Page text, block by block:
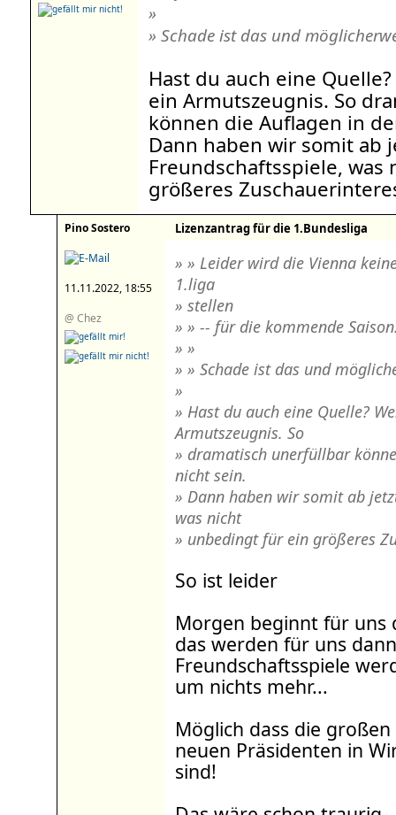
»
» Schade ist das und
Hast du auch eine
ein Armutszeugnis. So
können die Auflagen in
Dann haben wir somit ab
Freundschaftsspiele,
größeres
Pino Sostero
11.11.2022, 18:55
@ Chez
Lizenzantrag für die 1.Bundesliga
» » Leider wird die Vienna
1.liga
» stellen
» » -- für die kommende
» »
» » Schade ist das und
»
» Hast du auch eine Quelle?
Armutszeugnis. So
» dramatisch unerfüllbar
nicht sein.
» Dann haben wir somit ab
was nicht
» unbedingt für ein größeres
So ist leider
Morgen beginnt für uns
das werden für uns
Freundschaftsspiele
um nichts mehr...
Möglich dass die
neuen Präsidenten in
sind!